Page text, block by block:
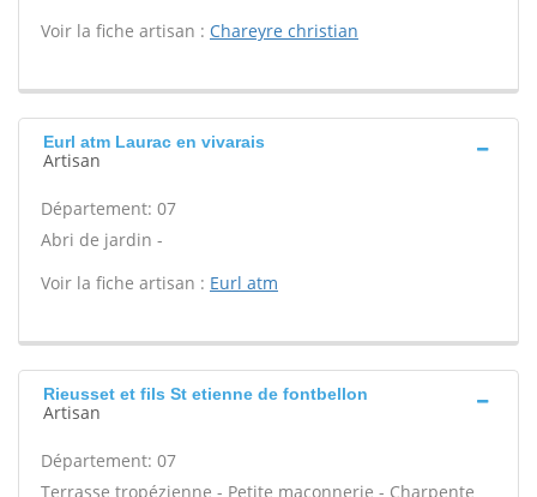
Voir la fiche artisan : Chareyre christian
Eurl atm Laurac en vivarais
Artisan
Département: 07
Abri de jardin -
Voir la fiche artisan : Eurl atm
Rieusset et fils St etienne de fontbellon
Artisan
Département: 07
Terrasse tropézienne - Petite maçonnerie - Charpente